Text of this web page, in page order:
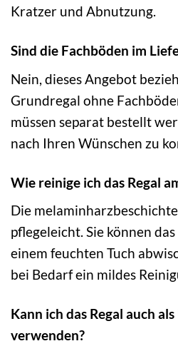
Kratzer und Abnutzung.
Sind die Fachböden im
Nein, dieses Angebot
Grundregal ohne
müssen separat bestellt
nach Ihren Wünschen zu
Wie reinige ich das Regal
Die
pflegeleicht. Sie können
einem feuchten Tuch
bei Bedarf ein mildes
Kann ich das Regal auch
verwenden?